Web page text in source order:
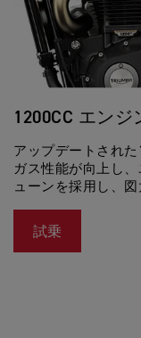
1200CC エンジ
アップデートされ
ガス性能が向上し
ューンを採用し、
試乗